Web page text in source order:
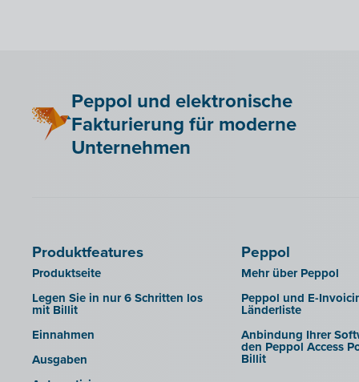
Peppol und elektronische
Fakturierung für moderne
Unternehmen
Produktfeatures
Produktseite
Legen Sie in nur 6 Schritten los
mit Billit
Einnahmen
Ausgaben
Peppol
Mehr über Peppol
Peppol und E-
Länderliste
Anbindung Ihrer
den Peppol Access
Billit